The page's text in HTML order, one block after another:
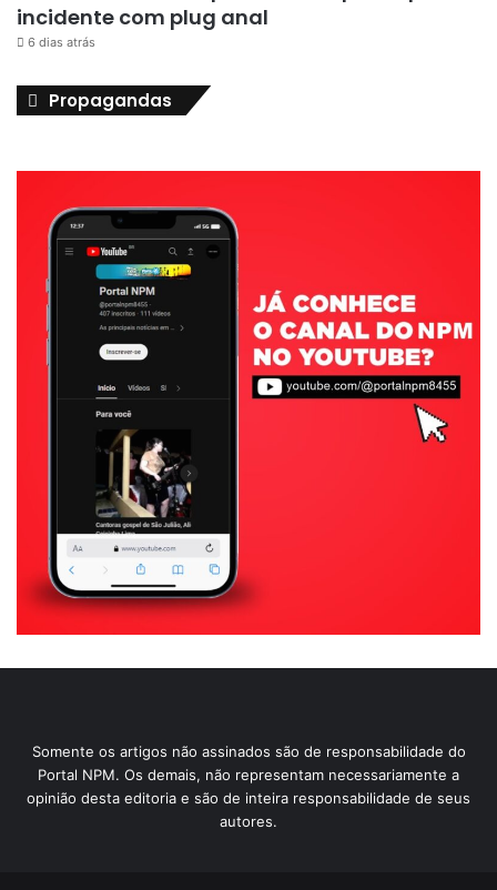
incidente com plug anal
6 dias atrás
Propagandas
Somente os artigos não assinados são de responsabilidade do
Portal NPM. Os demais, não representam necessariamente a
opinião desta editoria e são de inteira responsabilidade de seus
autores.